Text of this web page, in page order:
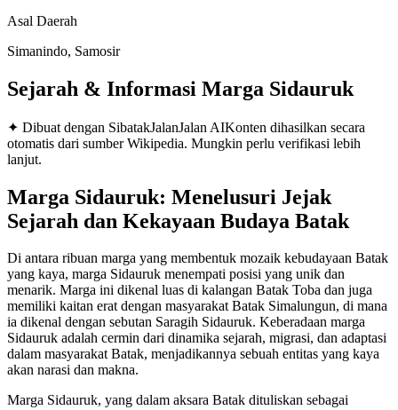
Asal Daerah
Simanindo, Samosir
Sejarah & Informasi Marga Sidauruk
✦ Dibuat dengan SibatakJalanJalan AIKonten dihasilkan secara
otomatis dari sumber Wikipedia. Mungkin perlu verifikasi lebih
lanjut.
Marga Sidauruk: Menelusuri Jejak
Sejarah dan Kekayaan Budaya Batak
Di antara ribuan marga yang membentuk mozaik kebudayaan Batak
yang kaya, marga Sidauruk menempati posisi yang unik dan
menarik. Marga ini dikenal luas di kalangan Batak Toba dan juga
memiliki kaitan erat dengan masyarakat Batak Simalungun, di mana
ia dikenal dengan sebutan Saragih Sidauruk. Keberadaan marga
Sidauruk adalah cermin dari dinamika sejarah, migrasi, dan adaptasi
dalam masyarakat Batak, menjadikannya sebuah entitas yang kaya
akan narasi dan makna.
Marga Sidauruk, yang dalam aksara Batak dituliskan sebagai